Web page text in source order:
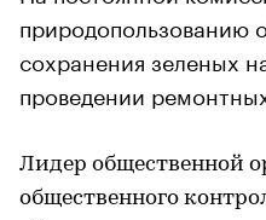
природопользованию
сохранения зеленых
проведении
Лидер общественной
общественного